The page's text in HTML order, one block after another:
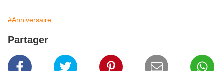
#Anniversaire
Partager